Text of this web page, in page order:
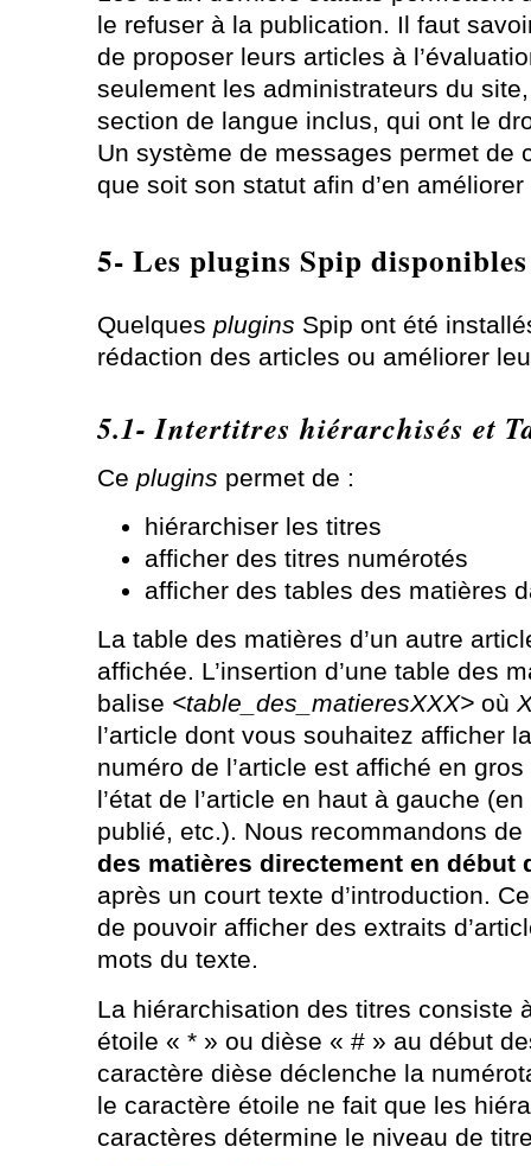
le refuser à la publication. Il faut
de proposer leurs articles à
seulement les administrateurs du
section de langue inclus, qui ont le
Un système de messages permet de
que soit son statut afin d’en
5- Les plugins Spip disponibles
Quelques plugins Spip ont été
rédaction des articles ou améliorer
5.1- Intertitres hiérarchisés et
Ce plugins permet de :
hiérarchiser les titres
afficher des titres numérotés
afficher des tables des matières
La table des matières d’un autre
affichée. L’insertion d’une table des
balise <table_des_matieresXXX>où
l’article dont vous souhaitez afficher
numéro de l’article est affiché en
l’état de l’article en haut à gauche
publié, etc.). Nous recommandons de
des matières directement en début
après un court texte d’introduction.
de pouvoir afficher des extraits
mots du texte.
La hiérarchisation des titres consiste
étoile « * » ou dièse « # » au début
caractère dièse déclenche la
le caractère étoile ne fait que les
caractères détermine le niveau de